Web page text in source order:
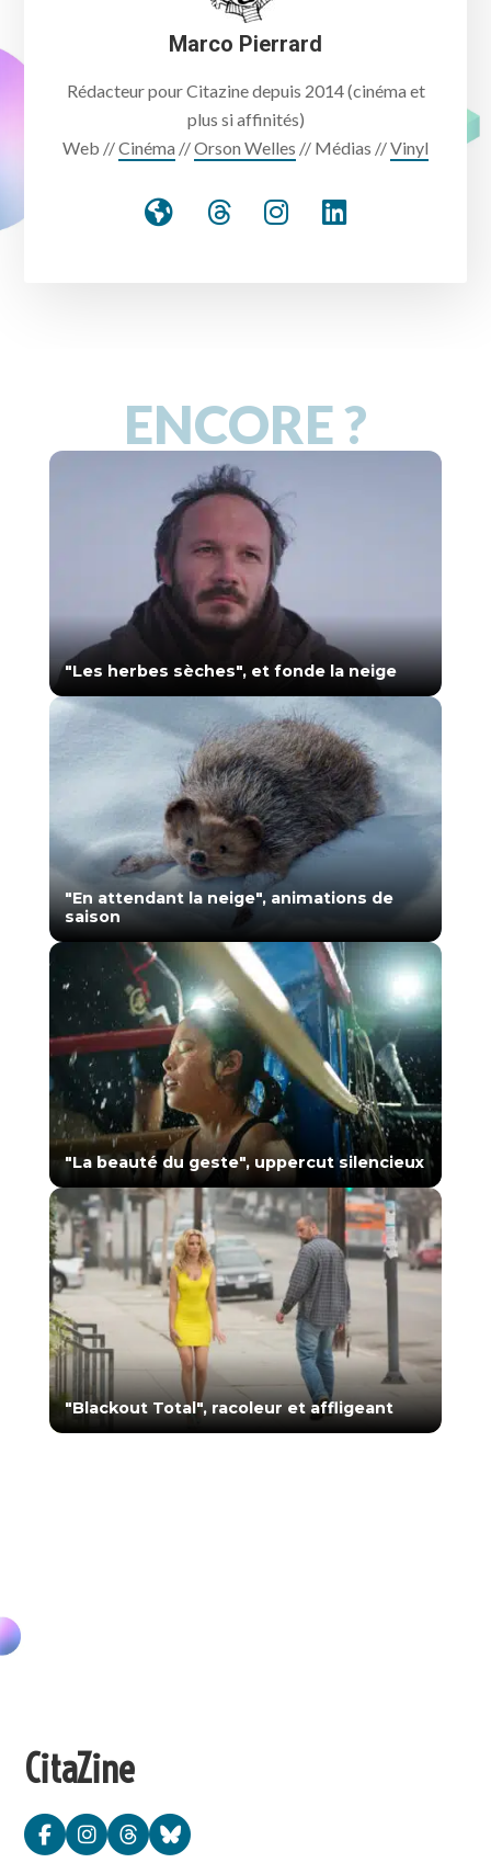
Marco Pierrard
Rédacteur pour Citazine depuis 2014 (cinéma et
plus si affinités)
Web //Cinéma //Orson Welles // Médias //Vinyl
ENCORE ?
"Les herbes sèches", et fonde la neige
"En attendant la neige", animations de
saison
"La beauté du geste", uppercut silencieux
"Blackout Total", racoleur et affligeant
CitaZine